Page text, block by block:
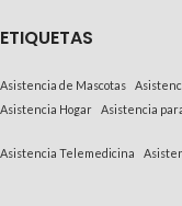
ETIQUETAS
Asistencia de Mascotas
Asistencia Hogar
Asistencia
Asistencia Telemedicina